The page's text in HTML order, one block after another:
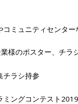
ミュニティセンタ
様のポスター、チラ
チラシ持参
ングコンテスト